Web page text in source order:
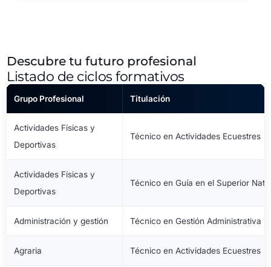
Descubre tu futuro profesional
Listado de ciclos formativos
Grupo Profesional Titulación
Actividades Físicas y
Deportivas
Técnico en Actividades Ecuestres
Actividades Físicas y
Deportivas
Técnico en Guía en el Superior
Administración y gestión Técnico en Gestión Administrativa
Agraria Técnico en Actividades Ecuestres